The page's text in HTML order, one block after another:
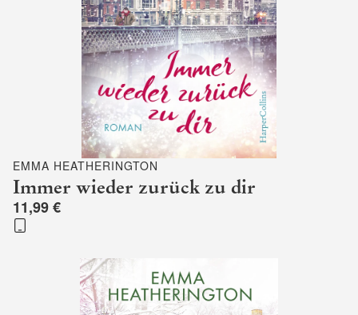
EMMA HEATHERINGTON
Immer wieder zurück zu dir
11,99 €